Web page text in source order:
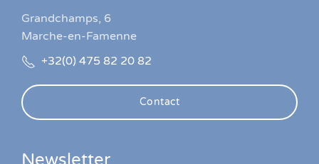
Grandchamps, 6
Marche-en-Famenne
+32(0) 475 82 20 82
Contact